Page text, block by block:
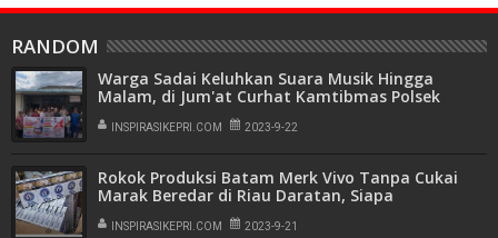
RANDOM
Warga Sadai Keluhkan Suara Musik Hingga
Malam, di Jum'at Curhat Kamtibmas Polsek
Bengkong
INSPIRASIKEPRI.COM 2023-9-22
Rokok Produksi Batam Merk Vivo Tanpa Cukai
Marak Beredar di Riau Daratan, Siapa
Pemasoknya ?
INSPIRASIKEPRI.COM 2023-9-21